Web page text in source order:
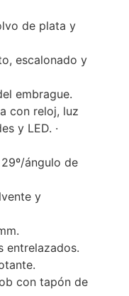
de plata y
escalonado y
embrague.
con reloj, luz
y LED. ·
ángulo de
y
entrelazados.
con tapón de